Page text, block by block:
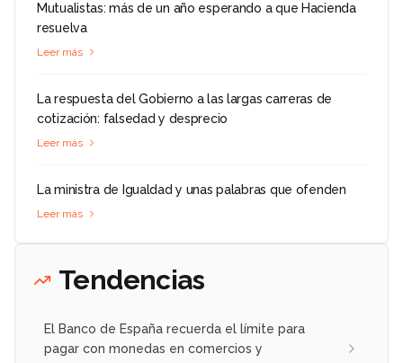
Mutualistas: más de un año esperando a que Hacienda
resuelva
Leer más
La respuesta del Gobierno a las largas carreras de
cotización: falsedad y desprecio
Leer más
La ministra de Igualdad y unas palabras que ofenden
Leer más
Tendencias
El Banco de España recuerda el límite para
pagar con monedas en comercios y